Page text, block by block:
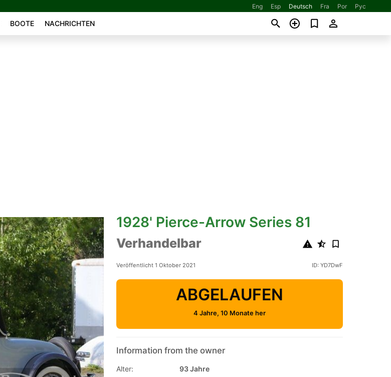
Eng Esp Deutsch Fra Por Рус
BOOTE NACHRICHTEN
1928' Pierce-Arrow Series 81
Verhandelbar
Veröffentlicht 1 Oktober 2021 ID: YD7DwF
ABGELAUFEN
4 Jahre, 10 Monate her
Information from the owner
Alter: 93 Jahre